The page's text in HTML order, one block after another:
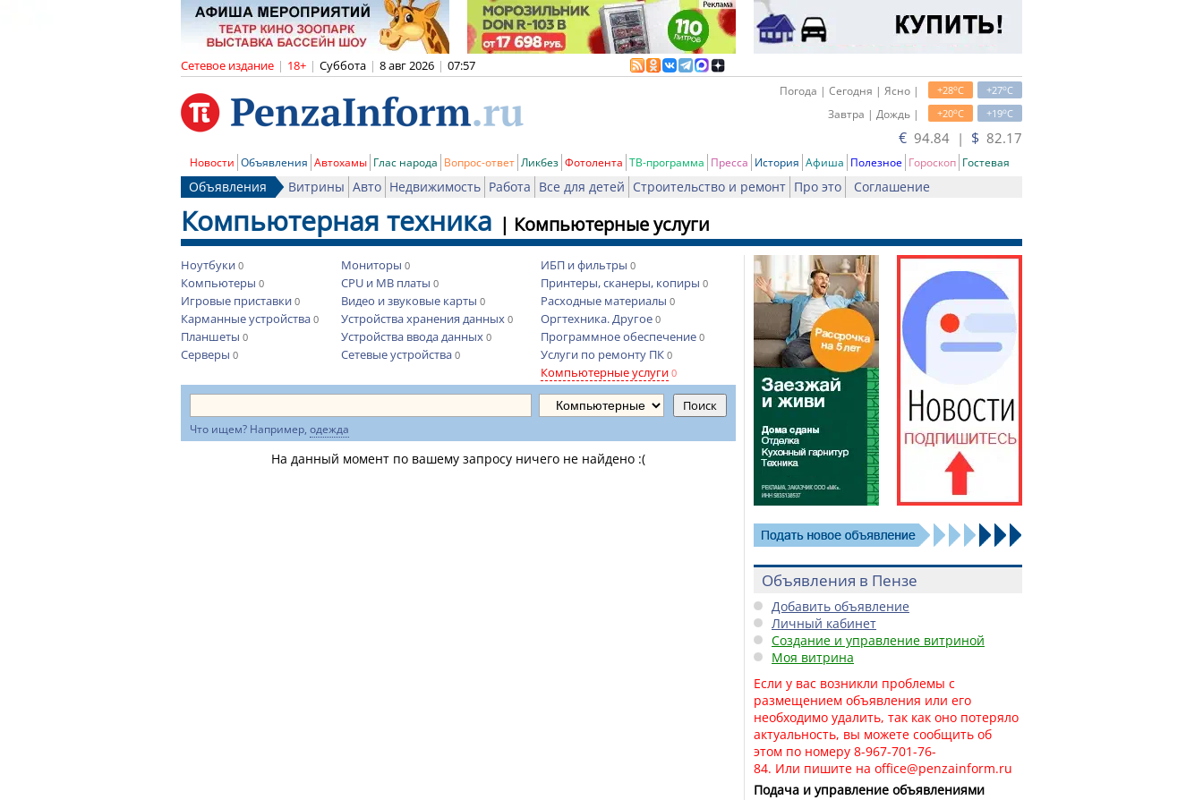
Сетевое издание | 18+ | Суббота | 8 авг 2026 | 07:57
+27oC
+28oC
Погода | Сегодня | Ясно |
+19oC
+20oC
Завтра | Дождь |
€ 94.84 | $ 82.17
Новости Объявления Автохамы Глас народа Вопрос-ответ Ликбез Фотолента ТВ-программа Пресса История Афиша Полезное Гороскоп Гостевая
Объявления Витрины Авто Недвижимость Работа Все для детей Строительство и ремонт Про это Соглашение
Компьютерная техника | Компьютерные услуги
Ноутбуки 0
Компьютеры 0
Игровые приставки 0
Карманные устройства 0
Планшеты 0
Серверы 0
Мониторы 0
CPU и MB платы 0
Видео и звуковые карты 0
Устройства хранения данных 0
Устройства ввода данных 0
Сетевые устройства 0
ИБП и фильтры 0
Принтеры, сканеры, копиры 0
Расходные материалы 0
Оргтехника. Другое 0
Программное обеспечение 0
Услуги по ремонту ПК 0
Компьютерные услуги 0
Что ищем? Например, одежда
На данный момент по вашему запросу ничего не найдено :(
Объявления в Пензе
Добавить объявление
Личный кабинет
Создание и управление витриной
Моя витрина
Если у вас возникли проблемы с
размещением объявления или его
необходимо удалить, так как оно потеряло
актуальность, вы можете сообщить об
этом по номеру 8-967-701-76-
84. Или пишите на office@penzainform.ru
Подача и управление объявлениями